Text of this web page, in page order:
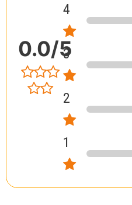
0.0/5
4
3
2
1